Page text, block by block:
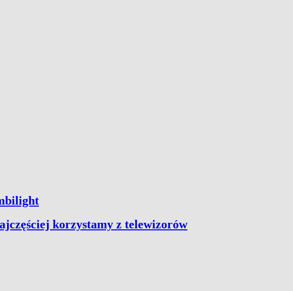
korzystamy z telewizorów